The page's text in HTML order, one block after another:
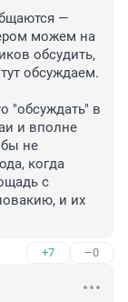
—
можем на
обсудить,
обсуждаем.
"обсуждать" в
и вполне
не
когда
с
и их
+7 –0